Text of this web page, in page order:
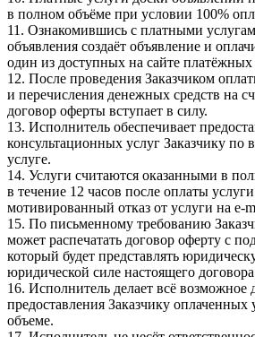
в полном объёме при условии 100%
11. Ознакомившись с платными
объявления создаёт объявление и
один из доступных на сайте платёжных
12. После проведения Заказчиком
и перечисления денежных средств на
договор оферты вступает в силу.
13. Исполнитель обеспечивает
консультационных услуг Заказчику
услуге.
14. Услуги считаются оказанными в
в течение 12 часов после оплаты
мотивированный отказ от услуги на e-
15. По письменному требованию
может распечатать договор оферту с
который будет представлять
юридической силе настоящего
16. Исполнитель делает всё возможное
предоставления Заказчику оплаченных
объеме.